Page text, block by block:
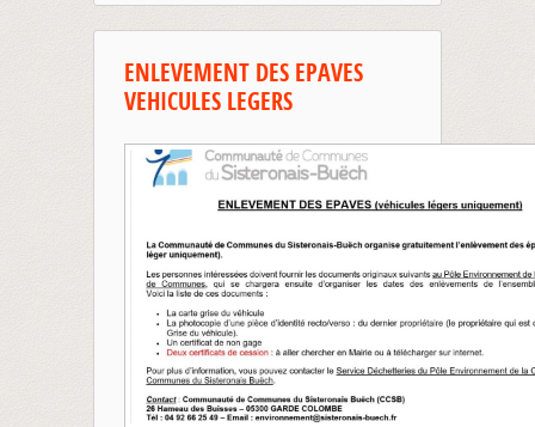
ENLEVEMENT DES EPAVES
VEHICULES LEGERS